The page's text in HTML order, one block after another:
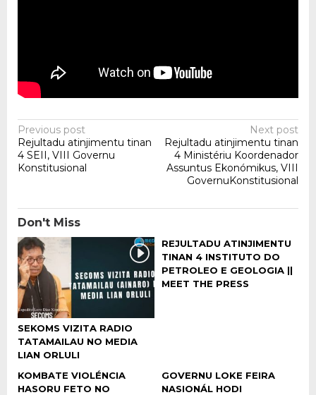
Post
navigation
Previous post
Rejultadu atinjimentu tinan
4 SEII, VIII Governu
Konstitusional
Next post
Rejultadu atinjimentu tinan
4 Ministériu Koordenador
Assuntus Ekonómikus, VIII
GovernuKonstitusional
Don't Miss
SEKOMS VIZITA RADIO
TATAMAILAU NO MEDIA
LIAN ORLULI
REJULTADU ATINJIMENTU
TINAN 4 INSTITUTO DO
PETROLEO E GEOLOGIA ||
MEET THE PRESS
KOMBATE VIOLÉNCIA
HASORU FETO NO
GOVERNU LOKE FEIRA
NASIONÁL HODI